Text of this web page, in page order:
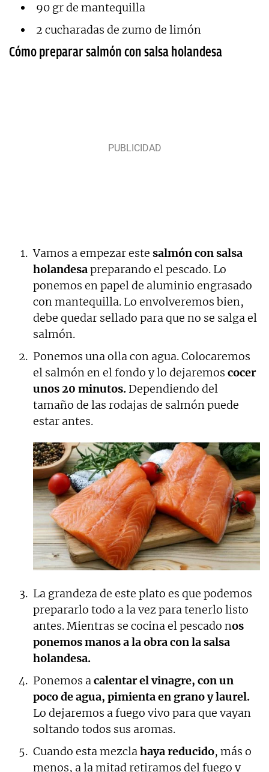
90 gr de mantequilla
2 cucharadas de zumo de limón
Cómo preparar salmón con salsa holandesa
Vamos a empezar este salmón con salsa
holandesapreparando el pescado. Lo
ponemos en papel de aluminio engrasado
con mantequilla. Lo envolveremos bien,
debe quedar sellado para que no se salga el
salmón.
Ponemos una olla con agua. Colocaremos
el salmón en el fondo y lo dejaremos cocer
unos 20 minutos. Dependiendo del
tamaño de las rodajas de salmón puede
estar antes.
La grandeza de este plato es que podemos
prepararlo todo a la vez para tenerlo listo
antes. Mientras se cocina el pescado nos
ponemos manos a la obra con la salsa
holandesa.
Ponemos a calentar el vinagre, con un
poco de agua, pimienta en grano y laurel.
Lo dejaremos a fuego vivo para que vayan
soltando todos sus aromas.
Cuando esta mezcla haya reducido, más o
menos, a la mitad retiramos del fuego y